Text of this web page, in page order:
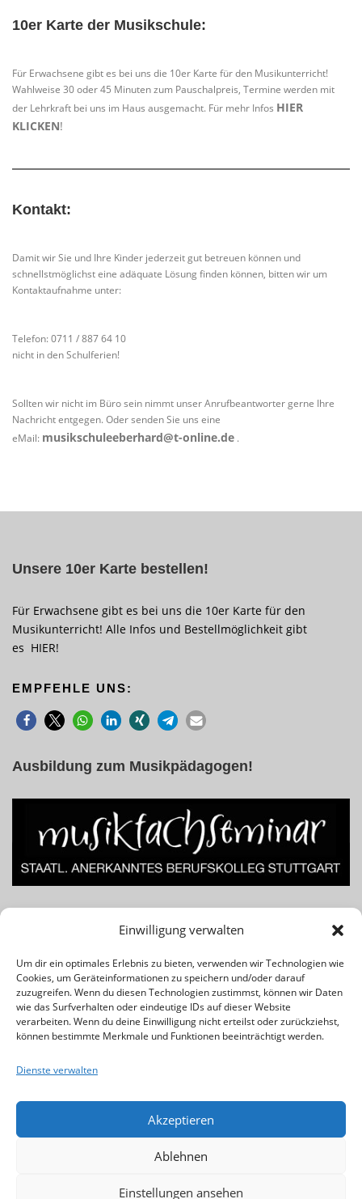
Einwilligung verwalten
Um dir ein optimales Erlebnis zu bieten, verwenden wir Technologien wie
Cookies, um Geräteinformationen zu speichern und/oder darauf
zuzugreifen. Wenn du diesen Technologien zustimmst, können wir Daten
wie das Surfverhalten oder eindeutige IDs auf dieser Website
verarbeiten. Wenn du deine Einwilligung nicht erteilst oder zurückziehst,
können bestimmte Merkmale und Funktionen beeinträchtigt werden.
Dienste verwalten
Akzeptieren
Ablehnen
Einstellungen ansehen
10er Karte der Musikschule:
Für Erwachsene gibt es bei uns die 10er Karte für den Musikunterricht!
Wahlweise 30 oder 45 Minuten zum Pauschalpreis, Termine werden mit
der Lehrkraft bei uns im Haus ausgemacht. Für mehr Infos HIER
KLICKEN!
Kontakt:
Damit wir Sie und Ihre Kinder jederzeit gut betreuen können und
schnellstmöglichst eine adäquate Lösung finden können, bitten wir um
Kontaktaufnahme unter:
Telefon: 0711 / 887 64 10
nicht in den Schulferien!
Sollten wir nicht im Büro sein nimmt unser Anrufbeantworter gerne Ihre
Nachricht entgegen. Oder senden Sie uns eine
eMail: musikschuleeberhard@t-online.de .
Unsere 10er Karte bestellen!
Für Erwachsene gibt es bei uns die 10er Karte für den
Musikunterricht! Alle Infos und Bestellmöglichkeit gibt
es HIER!
EMPFEHLE UNS:
Ausbildung zum Musikpädagogen!
Lust am Beruf des Musiklehrers bzw. Musikpädagogen? Für
Rechtliches & Wichtiges:
Kontakt
Datenschutz
Cookie-Richtlinie (EU)